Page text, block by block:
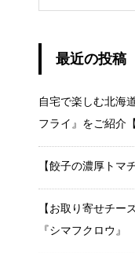
最近の投稿
自宅で楽しむ北海
フライ』をご紹介【
【餃子の濃厚トマ
【お取り寄せチー
『シマフクロウ』